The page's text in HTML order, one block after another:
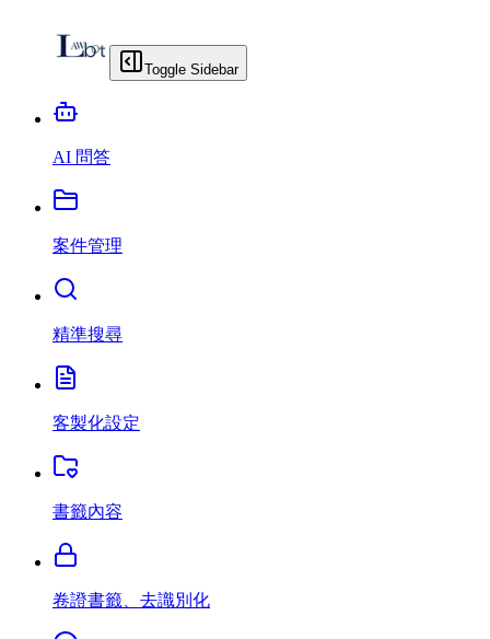
Toggle Sidebar
AI 問答
案件管理
精準搜尋
客製化設定
書籤內容
卷證書籤、去識別化